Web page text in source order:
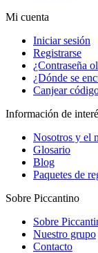
Mi cuenta
Iniciar sesión
Registrarse
¿Contraseña
¿Dónde se
Canjear
Información de
Nosotros y el
Glosario
Blog
Paquetes de
Sobre Piccantino
Sobre
Nuestro grupo
Contacto